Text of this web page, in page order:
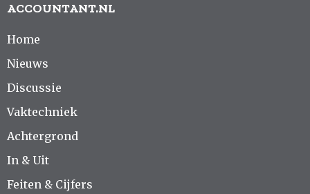
ACCOUNTANT.NL
Home
Nieuws
Discussie
Vaktechniek
Achtergrond
In & Uit
Feiten & Cijfers